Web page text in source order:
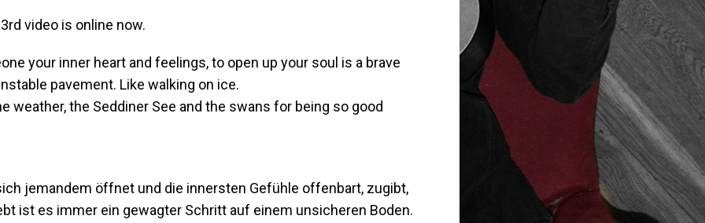
video is online now.
your inner heart and feelings, to open up your soul is a brave
pavement. Like walking on ice.
weather, the Seddiner See and the swans for being so good
jemandem öffnet und die innersten Gefühle offenbart, zugibt,
ist es immer ein gewagter Schritt auf einem unsicheren Boden.